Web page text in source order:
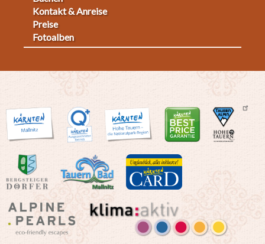
2Kontakt & Anreise
Preise
Fotoalben